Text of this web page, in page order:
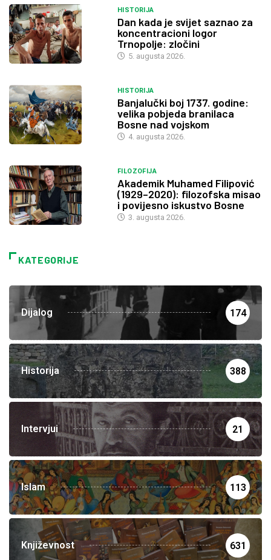
HISTORIJA
Dan kada je svijet saznao za
koncentracioni logor
Trnopolje: zločini
5. augusta 2026.
HISTORIJA
Banjalučki boj 1737. godine:
velika pobjeda branilaca
Bosne nad vojskom
4. augusta 2026.
FILOZOFIJA
Akademik Muhamed Filipović
(1929–2020): filozofska misao
i povijesno iskustvo Bosne
3. augusta 2026.
KATEGORIJE
Dijalog 174
Historija 388
Intervjui 21
Islam 113
Književnost 631